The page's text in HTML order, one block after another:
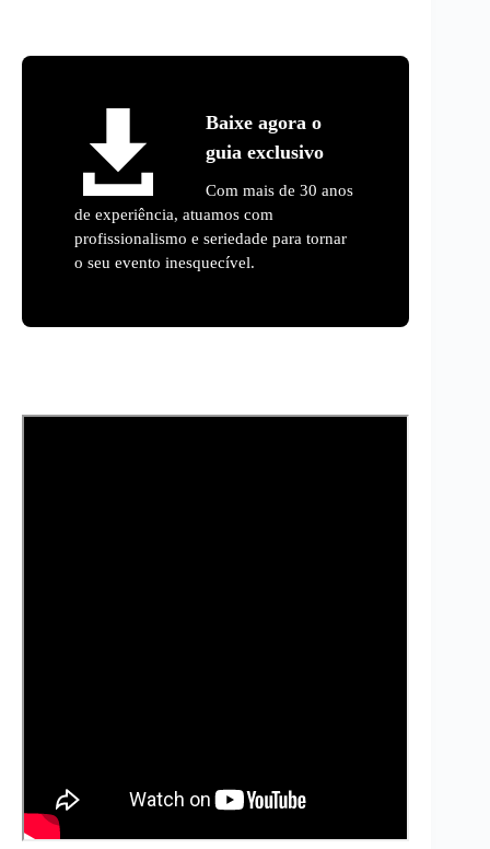
Baixe agora o
guia exclusivo
Com mais de 30 anos
de experiência, atuamos com
profissionalismo e seriedade para tornar
o seu evento inesquecível.